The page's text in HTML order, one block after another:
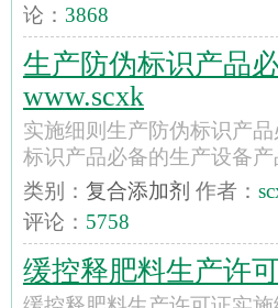
论： 3868
生产防伪标识产品
www.scxk
实施细则生产防伪标识产
标识产品必备的生产设备
类别： 复合添加剂 作者：
评论： 5758
缓控释肥料生产许